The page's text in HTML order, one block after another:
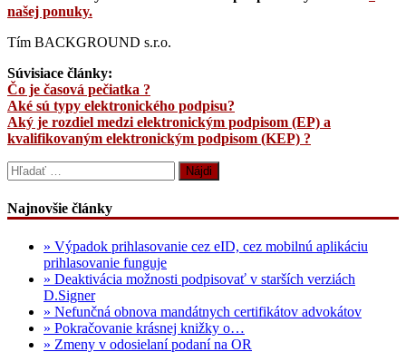
našej ponuky.
Tím BACKGROUND s.r.o.
Súvisiace články:
Čo je časová pečiatka ?
Aké sú typy elektronického podpisu?
Aký je rozdiel medzi elektronickým podpisom (EP) a
kvalifikovaným elektronickým podpisom (KEP) ?
Hľadať:
Najnovšie články
» Výpadok prihlasovanie cez eID, cez mobilnú aplikáciu
prihlasovanie funguje
» Deaktivácia možnosti podpisovať v starších verziách
D.Signer
» Nefunčná obnova mandátnych certifikátov advokátov
» Pokračovanie krásnej knižky o…
» Zmeny v odosielaní podaní na OR